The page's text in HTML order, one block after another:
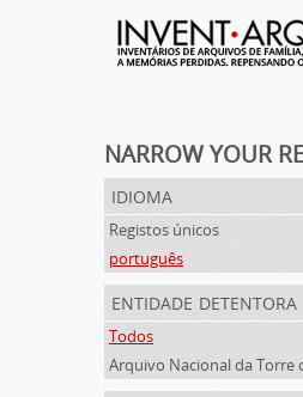
NARROW YOUR
idioma
Registos únicos
português
entidade detentora
Todos
Arquivo Nacional da Torre